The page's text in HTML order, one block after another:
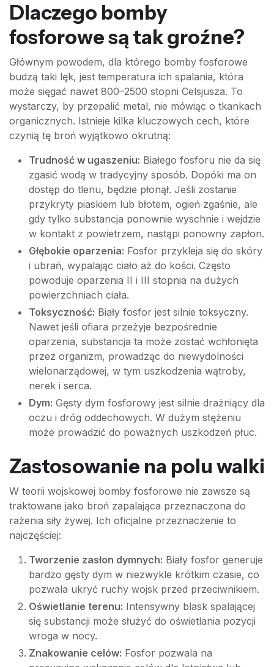
Dlaczego bomby
fosforowe są tak groźne?
Głównym powodem, dla którego bomby fosforowe
budzą taki lęk, jest temperatura ich spalania, która
może sięgać nawet 800–2500 stopni Celsjusza. To
wystarczy, by przepalić metal, nie mówiąc o tkankach
organicznych. Istnieje kilka kluczowych cech, które
czynią tę broń wyjątkowo okrutną:
Trudność w ugaszeniu: Białego fosforu nie da się
zgasić wodą w tradycyjny sposób. Dopóki ma on
dostęp do tlenu, będzie płonął. Jeśli zostanie
przykryty piaskiem lub błotem, ogień zgaśnie, ale
gdy tylko substancja ponownie wyschnie i wejdzie
w kontakt z powietrzem, nastąpi ponowny zapłon.
Głębokie oparzenia: Fosfor przykleja się do skóry
i ubrań, wypalając ciało aż do kości. Często
powoduje oparzenia II i III stopnia na dużych
powierzchniach ciała.
Toksyczność: Biały fosfor jest silnie toksyczny.
Nawet jeśli ofiara przeżyje bezpośrednie
oparzenia, substancja ta może zostać wchłonięta
przez organizm, prowadząc do niewydolności
wielonarządowej, w tym uszkodzenia wątroby,
nerek i serca.
Dym: Gęsty dym fosforowy jest silnie drażniący dla
oczu i dróg oddechowych. W dużym stężeniu
może prowadzić do poważnych uszkodzeń płuc.
Zastosowanie na polu walki
W teorii wojskowej bomby fosforowe nie zawsze są
traktowane jako broń zapalająca przeznaczona do
rażenia siły żywej. Ich oficjalne przeznaczenie to
najczęściej:
Tworzenie zasłon dymnych: Biały fosfor generuje
bardzo gęsty dym w niezwykle krótkim czasie, co
pozwala ukryć ruchy wojsk przed przeciwnikiem.
Oświetlanie terenu: Intensywny blask spalającej
się substancji może służyć do oświetlania pozycji
wroga w nocy.
Znakowanie celów: Fosfor pozwala na